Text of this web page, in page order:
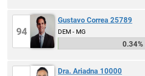
94
Gustavo Correa 25789
DEM - MG
0.34%
Dra. Ariadna 10000